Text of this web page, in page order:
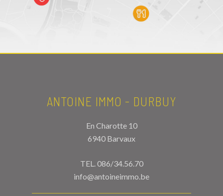
ANTOINE IMMO - DURBUY
En Charotte 10
6940 Barvaux
TEL.086/34.56.70
info@antoineimmo.be